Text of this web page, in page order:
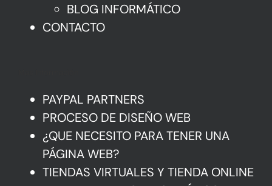
BLOG INFORMÁTICO
CONTACTO
PAYPAL PARTNERS
PROCESO DE DISEÑO WEB
¿QUE NECESITO PARA TENER UNA
PÁGINA WEB?
TIENDAS VIRTUALES Y TIENDA ONLINE